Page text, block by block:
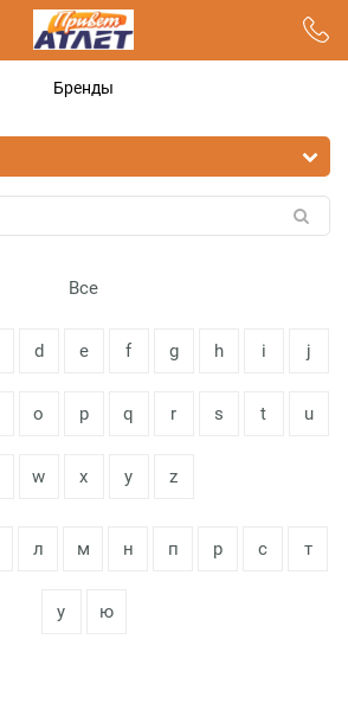
Бренды
Все
d e f g h i j
o p q r s t u
w x y z
л м н п р с т
у ю